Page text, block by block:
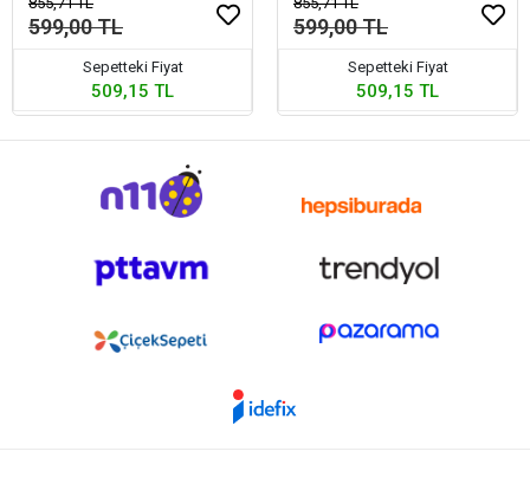
599,00 TL
Sepetteki Fiyat
509,15 TL
599,00 TL
Sepetteki Fiyat
509,15 TL